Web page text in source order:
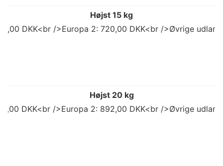
Højst 15 kg
DKK<br />Europa 2: 720,00 DKK<br />Øvrige
Højst 20 kg
DKK<br />Europa 2: 892,00 DKK<br />Øvrige